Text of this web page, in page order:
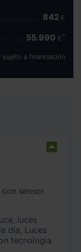
842 €
55.990 €
sujeto a financiación
día, Luces
tecnología